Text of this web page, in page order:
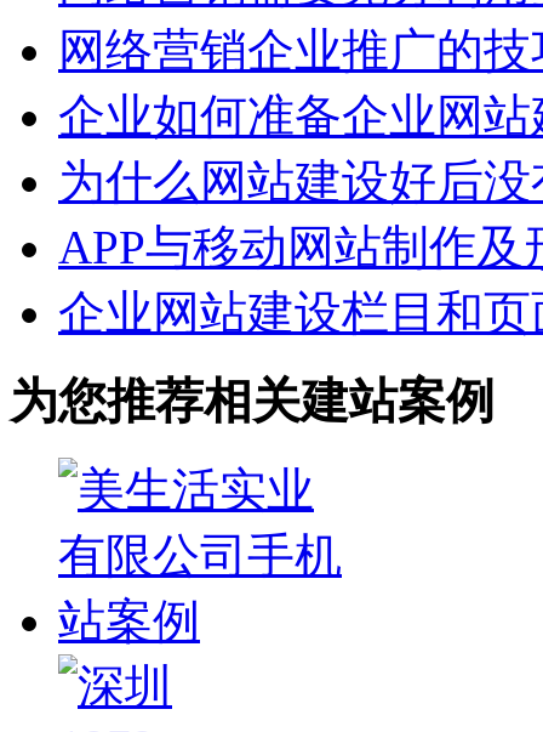
网络营销企业推广的技
企业如何准备企业网
为什么网站建设好后
APP与移动网站制作及
企业网站建设栏目和
为您推荐相关建站案例